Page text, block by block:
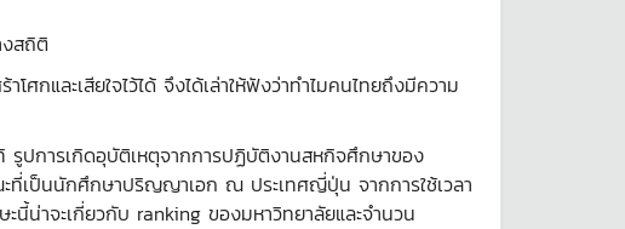
สถิติ
กและเสียใจไว้ได้ จึงได้เล่าให้ฟังว่าทำไมคนไทยถึงมีความ
รูปการเกิดอุบัติเหตุจากการปฏิบัติงานสหกิจศึกษาของ
ที่เป็นนักศึกษาปริญญาเอก ณ ประเทศญี่ปุ่น จากการใช้เวลา
น่าจะเกี่ยวกับ ranking ของมหาวิทยาลัยและจำนวน